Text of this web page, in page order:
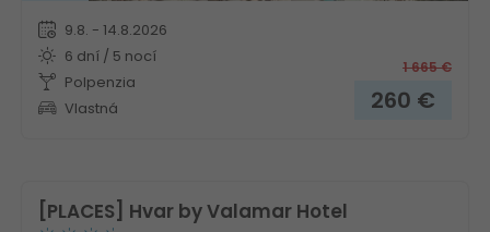
9.8. - 14.8.2026
6 dní / 5 nocí
Polpenzia
Vlastná
1 665€
260 €
[PLACES] Hvar by Valamar Hotel